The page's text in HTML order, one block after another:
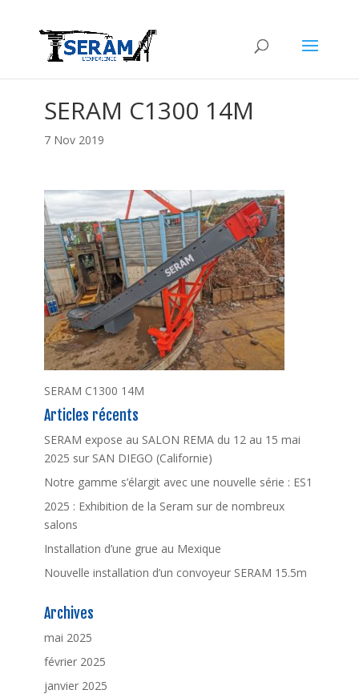
SERAM C1300 14M
7 Nov 2019
SERAM C1300 14M
Articles récents
SERAM expose au SALON REMA du 12 au 15 mai
2025 sur SAN DIEGO (Californie)
Notre gamme s’élargit avec une nouvelle série : ES1
2025 : Exhibition de la Seram sur de nombreux
salons
Installation d’une grue au Mexique
Nouvelle installation d’un convoyeur SERAM 15.5m
Archives
mai 2025
février 2025
janvier 2025